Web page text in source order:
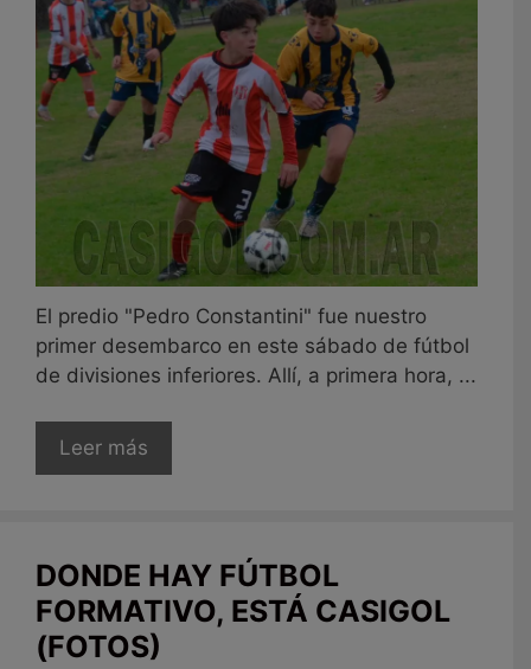
El predio "Pedro Constantini" fue nuestro
primer desembarco en este sábado de fútbol
de divisiones inferiores. Allí, a primera hora, ...
Leer más
DONDE HAY FÚTBOL
FORMATIVO, ESTÁ CASIGOL
(FOTOS)